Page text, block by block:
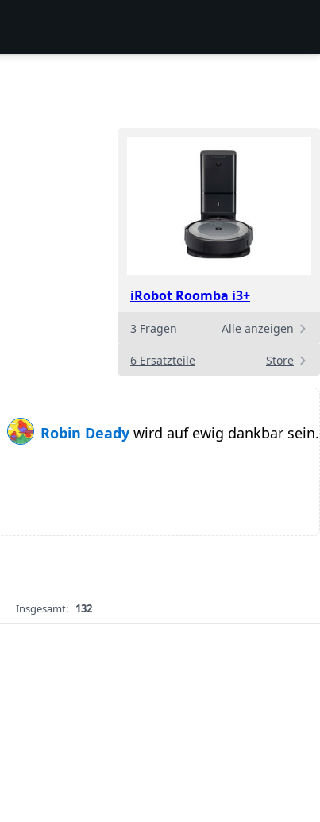
iRobot Roomba i3+
3 Fragen Alle anzeigen
6 Ersatzteile Store
Robin Deady wird auf ewig dankbar sein.
Insgesamt: 132